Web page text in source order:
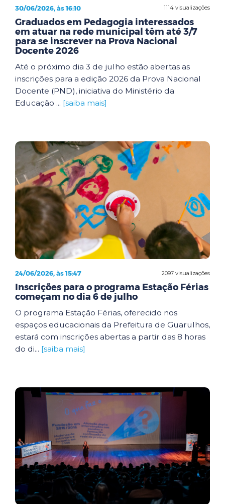
1114 visualizações
30/06/2026, às 16:10
Graduados em Pedagogia interessados
em atuar na rede municipal têm até 3/7
para se inscrever na Prova Nacional
Docente 2026
Até o próximo dia 3 de julho estão abertas as
inscrições para a edição 2026 da Prova Nacional
Docente (PND), iniciativa do Ministério da
Educação ... [saiba mais]
2097 visualizações
24/06/2026, às 15:47
Inscrições para o programa Estação Férias
começam no dia 6 de julho
O programa Estação Férias, oferecido nos
espaços educacionais da Prefeitura de Guarulhos,
estará com inscrições abertas a partir das 8 horas
do di... [saiba mais]